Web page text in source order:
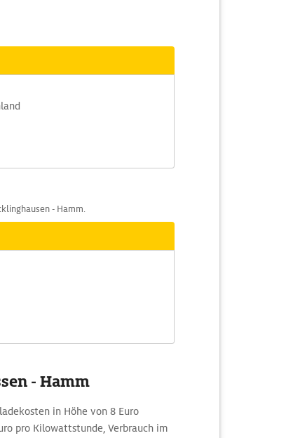
- Hamm.
- Hamm
in Höhe von 8 Euro
pro Kilowattstunde, Verbrauch im